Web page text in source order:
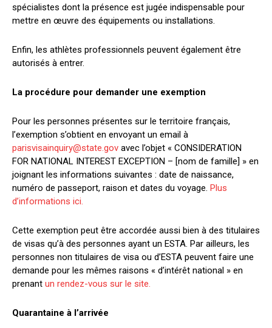
spécialistes dont la présence est jugée indispensable pour
mettre en œuvre des équipements ou installations.
Enfin, les athlètes professionnels peuvent également être
autorisés à entrer.
La procédure pour demander une exemption
Pour les personnes présentes sur le territoire français,
l’exemption s’obtient en envoyant un email à
parisvisainquiry@state.gov avec l’objet « CONSIDERATION
FOR NATIONAL INTEREST EXCEPTION – [nom de famille] » en
joignant les informations suivantes : date de naissance,
numéro de passeport, raison et dates du voyage. Plus
d’informations ici.
Cette exemption peut être accordée aussi bien à des titulaires
de visas qu’à des personnes ayant un ESTA. Par ailleurs, les
personnes non titulaires de visa ou d’ESTA peuvent faire une
demande pour les mêmes raisons « d’intérêt national » en
prenant un rendez-vous sur le site.
Quarantaine à l’arrivée